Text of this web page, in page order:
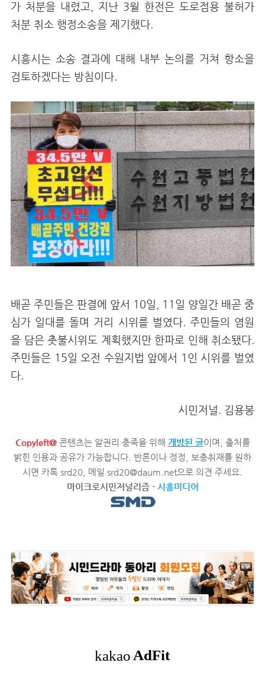
가 처분을 내렸고
지난 3월 한전은 도로점용 불허가
처분 취소 행정소송을 제기했다.
시흥시는 소송 결과에 대해 내부 논의를 거쳐 항소을
검토하겠다는 방침이다.
배곧 주민들은 판결에 앞서 10일, 11일 양일간 배곧 중
심가 일대를 돌며 거리 시위를 벌였다. 주민들의 염원
을 담은 촛불시위도 계획했지만 한파로 인해 취소됐다.
주민들은 15일 오전 수원지법 앞에서 1인 시위를 벌였
다.
시민저널. 김용봉
Copyleft@콘텐츠는 알권리 충족을 위해 개방된 글이며, 출처를
밝힌 인용과 공유가 가능합니다. 반론이나 정정, 보충취재를 원하
시면 카톡 srd20, 메일 srd20@daum.net으로 의견 주세요.
마이크로시민저널리즘- 시흥미디어